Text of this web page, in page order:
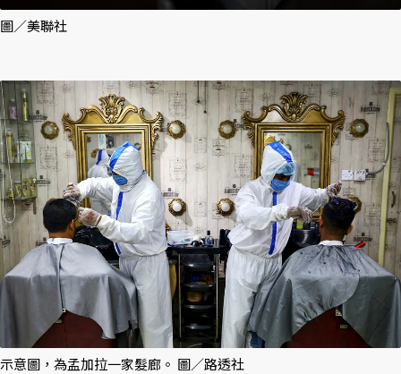
圖／美聯社
示意圖，為孟加拉一家髮廊。 圖／路透社